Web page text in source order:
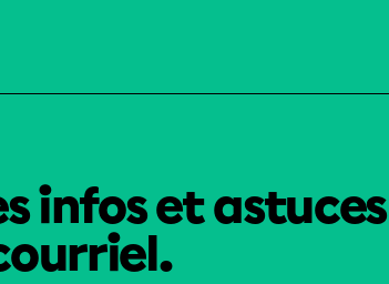
infos et astuces